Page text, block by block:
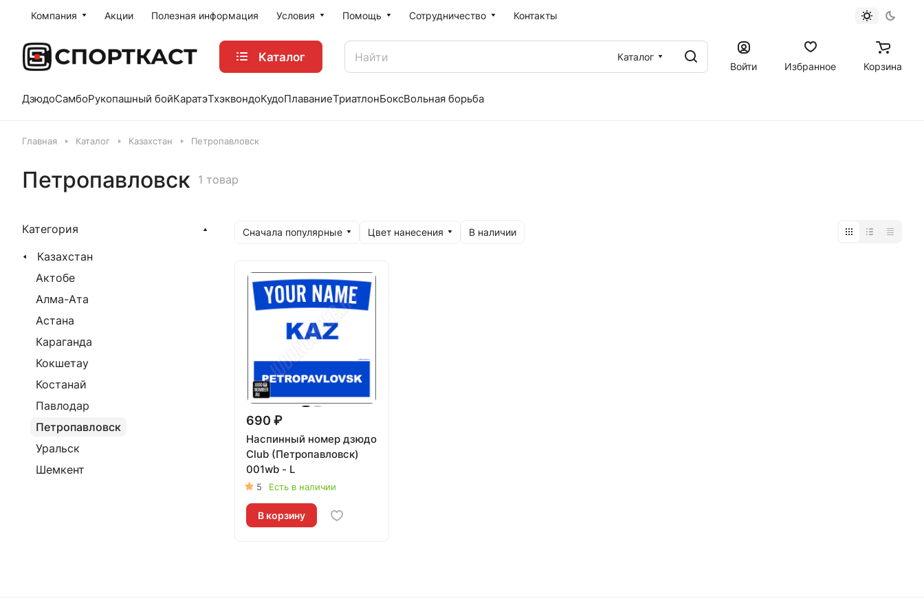
Компания Акции Полезная информация Условия Помощь Сотрудничество Контакты
Каталог
Каталог
Войти
Избранное Корзина
ДзюдоСамбоРукопашный бойКаратэТхэквондоКудоПлаваниеТриатлонБоксВольная борьба
Главная Каталог Казахстан Петропавловск
Петропавловск 1 товар
Сначала популярные Цвет нанесения В наличии
690 ₽
Наспинный номер дзюдо
Club (Петропавловск)
001wb - L
5 Есть в наличии
В корзину
Категория
Казахстан
Актобе
Алма-Ата
Астана
Караганда
Кокшетау
Костанай
Павлодар
Петропавловск
Уральск
Шемкент